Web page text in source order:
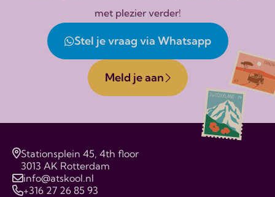
met plezier verder!
Stel je vraag via Whatsapp
Meld je aan
Stationsplein 45, 4th floor
3013 AK Rotterdam
info@atskool.nl
+316 27 26 85 93